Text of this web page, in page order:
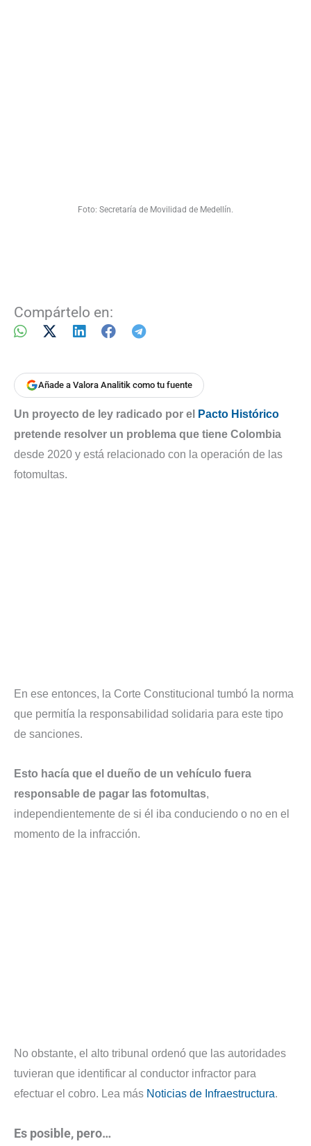
Foto: Secretaría de Movilidad de Medellín.
Compártelo en:
Añade a Valora Analitik como tu fuente
Un proyecto de ley radicado por el
Pacto Histórico
pretende resolver un problema que tiene Colombia
desde 2020 y está relacionado con la operación de las
fotomultas.
En ese entonces, la Corte Constitucional tumbó la norma
que permitía la responsabilidad solidaria para este tipo
de sanciones.
Esto hacía que el dueño de un vehículo fuera
responsable de pagar las fotomultas,
independientemente de si él iba conduciendo o no en el
momento de la infracción.
No obstante, el alto tribunal ordenó que las autoridades
tuvieran que identificar al conductor infractor para
efectuar el cobro. Lea más Noticias de Infraestructura.
Es posible, pero…